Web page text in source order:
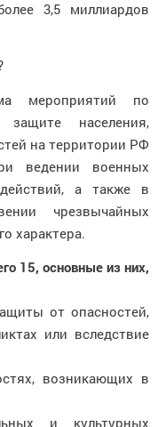
3,5 миллиардов
мероприятий по
населения,
на территории РФ
ведении военных
а также в
чрезвычайных
характера.
15, основные из них,
от опасностей,
или вследствие
возникающих в
и культурных